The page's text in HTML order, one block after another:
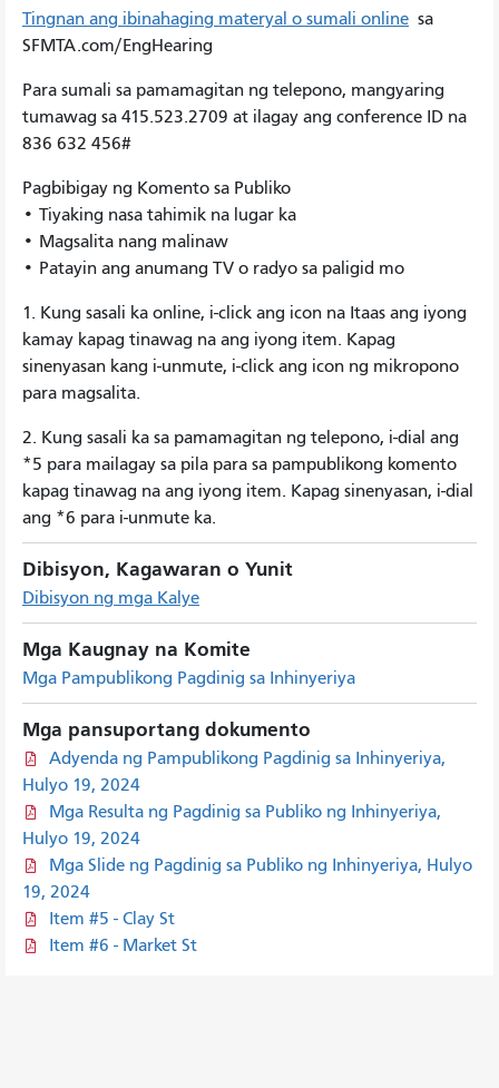
Tingnan ang ibinahaging materyal o sumali online sa
SFMTA.com/EngHearing
Para sumali sa pamamagitan ng telepono, mangyaring
tumawag sa 415.523.2709 at ilagay ang conference ID na
836 632 456#
Pagbibigay ng Komento sa Publiko
• Tiyaking nasa tahimik na lugar ka
• Magsalita nang malinaw
• Patayin ang anumang TV o radyo sa paligid mo
1. Kung sasali ka online, i-click ang icon na Itaas ang iyong
kamay kapag tinawag na ang iyong item. Kapag
sinenyasan kang i-unmute, i-click ang icon ng mikropono
para magsalita.
2. Kung sasali ka sa pamamagitan ng telepono, i-dial ang
*5 para mailagay sa pila para sa pampublikong komento
kapag tinawag na ang iyong item. Kapag sinenyasan, i-dial
ang *6 para i-unmute ka.
Dibisyon, Kagawaran o Yunit
Dibisyon ng mga Kalye
Mga Kaugnay na Komite
Mga Pampublikong Pagdinig sa Inhinyeriya
Mga pansuportang dokumento
Adyenda ng Pampublikong Pagdinig sa Inhinyeriya,
Hulyo 19, 2024
Mga Resulta ng Pagdinig sa Publiko ng Inhinyeriya,
Hulyo 19, 2024
Mga Slide ng Pagdinig sa Publiko ng Inhinyeriya, Hulyo
19, 2024
Item #5 - Clay St
Item #6 - Market St